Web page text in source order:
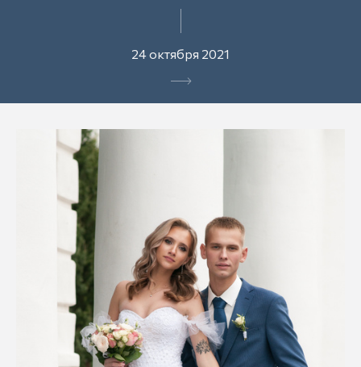
24 октября 2021